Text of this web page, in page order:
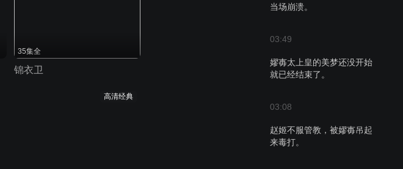
当场崩溃。
03:49
嫪毐太上皇的美梦还没开始
就已经结束了。
03:08
赵姬不服管教，被嫪毐吊起
来毒打。
35集全
锦衣卫
高清经典